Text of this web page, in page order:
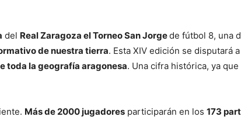
del Real Zaragoza el Torneo San Jorgede fútbol 8, una
de nuestra tierra. Esta XIV edición se disputará
toda la geografía aragonesa. Una cifra histórica, ya
Más de 2000 jugadores participarán en los 173